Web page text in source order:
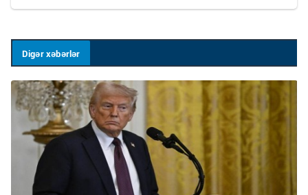
Digər xəbərlər